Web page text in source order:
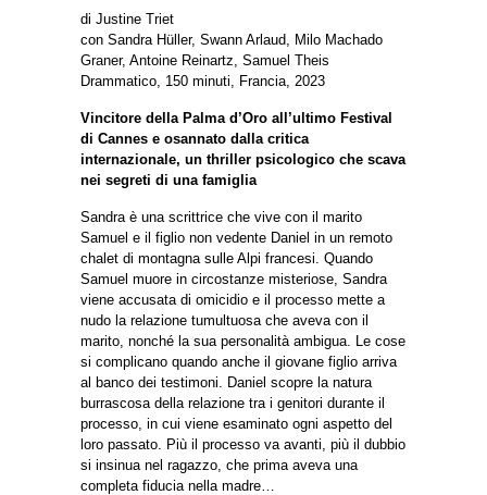
di Justine Triet
con Sandra Hüller, Swann Arlaud, Milo Machado
Graner, Antoine Reinartz, Samuel Theis
Drammatico, 150 minuti, Francia, 2023
Vincitore della Palma d’Oro all’ultimo Festival
di Cannes e osannato dalla critica
internazionale, un thriller psicologico che scava
nei segreti di una famiglia
Sandra è una scrittrice che vive con il marito
Samuel e il figlio non vedente Daniel in un remoto
chalet di montagna sulle Alpi francesi. Quando
Samuel muore in circostanze misteriose, Sandra
viene accusata di omicidio e il processo mette a
nudo la relazione tumultuosa che aveva con il
marito, nonché la sua personalità ambigua. Le cose
si complicano quando anche il giovane figlio arriva
al banco dei testimoni. Daniel scopre la natura
burrascosa della relazione tra i genitori durante il
processo, in cui viene esaminato ogni aspetto del
loro passato. Più il processo va avanti, più il dubbio
si insinua nel ragazzo, che prima aveva una
completa fiducia nella madre…